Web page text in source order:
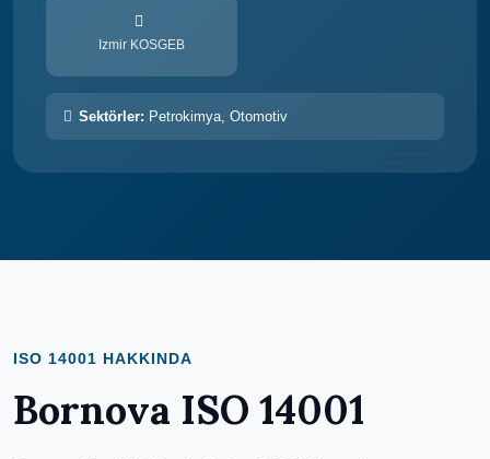
Izmir KOSGEB
Sektörler: Petrokimya, Otomotiv
ISO 14001 HAKKINDA
Bornova ISO 14001